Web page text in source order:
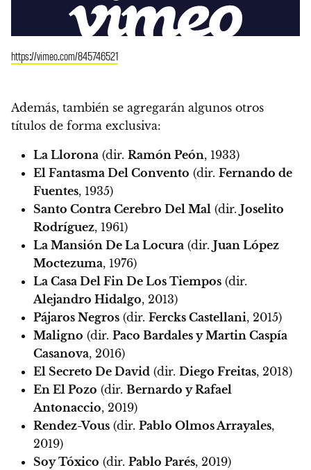
https://vimeo.com/845746521
Además, también se agregarán algunos otros
títulos de forma exclusiva:
La Llorona (dir. Ramón Peón, 1933)
El Fantasma Del Convento (dir. Fernando de
Fuentes, 1935)
Santo Contra Cerebro Del Mal (dir. Joselito
Rodríguez, 1961)
La Mansión De La Locura (dir. Juan López
Moctezuma, 1976)
La Casa Del Fin De Los Tiempos (dir.
Alejandro Hidalgo, 2013)
Pájaros Negros (dir. Fercks Castellani, 2015)
Maligno (dir. Paco Bardales y Martin Caspía
Casanova, 2016)
El Secreto De David (dir. Diego Freitas, 2018)
En El Pozo (dir. Bernardo y Rafael
Antonaccio, 2019)
Rendez-Vous (dir. Pablo Olmos Arrayales,
2019)
Soy Tóxico (dir. Pablo Parés, 2019)